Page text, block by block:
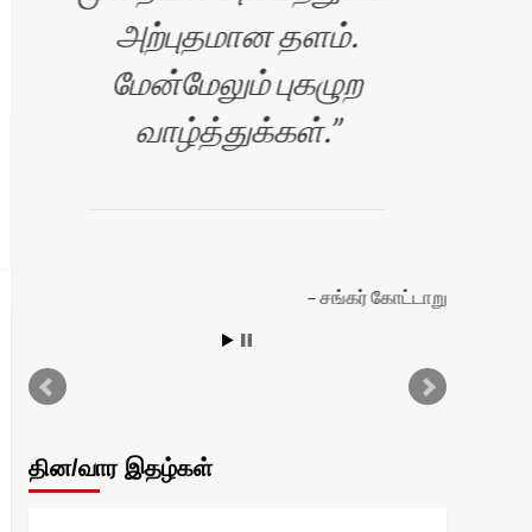
அற்புதமான தளம்.
மேன்மேலும் புகழுற
வாழ்த்துக்கள்.
சங்கர் கோட்டாறு
தின/வார இதழ்கள்